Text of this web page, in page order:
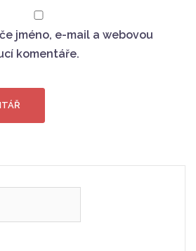
jméno, e-mail a webovou
komentáře.